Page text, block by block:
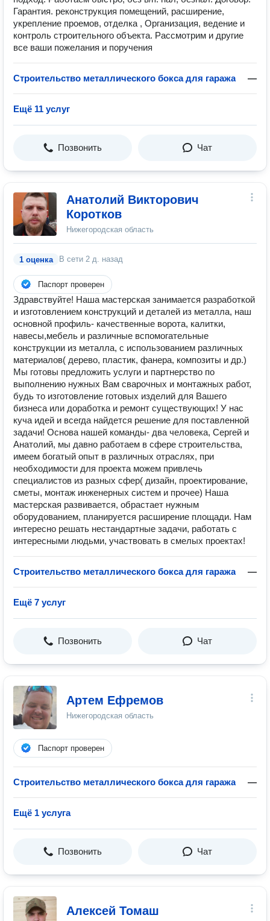
Гарантия. реконструкция помещений, расширение,
укрепление проемов, отделка , Организация, ведение и
контроль строительного объекта. Рассмотрим и другие
все ваши пожелания и поручения
Строительство металлического бокса для гаража —
Ещё 11 услуг
Позвонить Чат
Анатолий Викторович
Коротков
Нижегородская область
1 оценка В сети 2 д. назад
Паспорт проверен
Здравствуйте! Наша мастерская занимается разработкой
и изготовлением конструкций и деталей из металла, наш
основной профиль- качественные ворота, калитки,
навесы,мебель и различные вспомогательные
конструкции из металла, с использованием различных
материалов( дерево, пластик, фанера, композиты и др.)
Мы готовы предложить услуги и партнерство по
выполнению нужных Вам сварочных и монтажных работ,
будь то изготовление готовых изделий для Вашего
бизнеса или доработка и ремонт существующих! У нас
куча идей и всегда найдется решение для поставленной
задачи! Основа нашей команды- два человека, Сергей и
Анатолий, мы давно работаем в сфере строительства,
имеем богатый опыт в различных отраслях, при
необходимости для проекта можем привлечь
специалистов из разных сфер( дизайн, проектирование,
сметы, монтаж инженерных систем и прочее) Наша
мастерская развивается, обрастает нужным
оборудованием, планируется расширение площади. Нам
интересно решать нестандартные задачи, работать с
интересными людьми, участвовать в смелых проектах!
Строительство металлического бокса для гаража —
Ещё 7 услуг
Позвонить Чат
Артем Ефремов
Нижегородская область
Паспорт проверен
Строительство металлического бокса для гаража —
Ещё 1 услуга
Позвонить Чат
Алексей Томаш